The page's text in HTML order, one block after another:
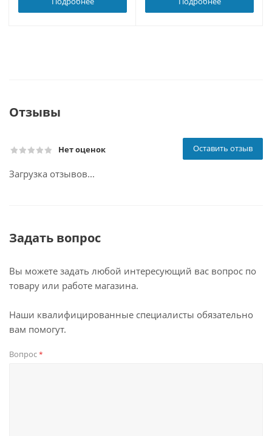
Отзывы
Нет оценок Оставить отзыв
Загрузка отзывов...
Задать вопрос
Вы можете задать любой интересующий вас вопрос по
товару или работе магазина.
Наши квалифицированные специалисты обязательно
вам помогут.
Вопрос*